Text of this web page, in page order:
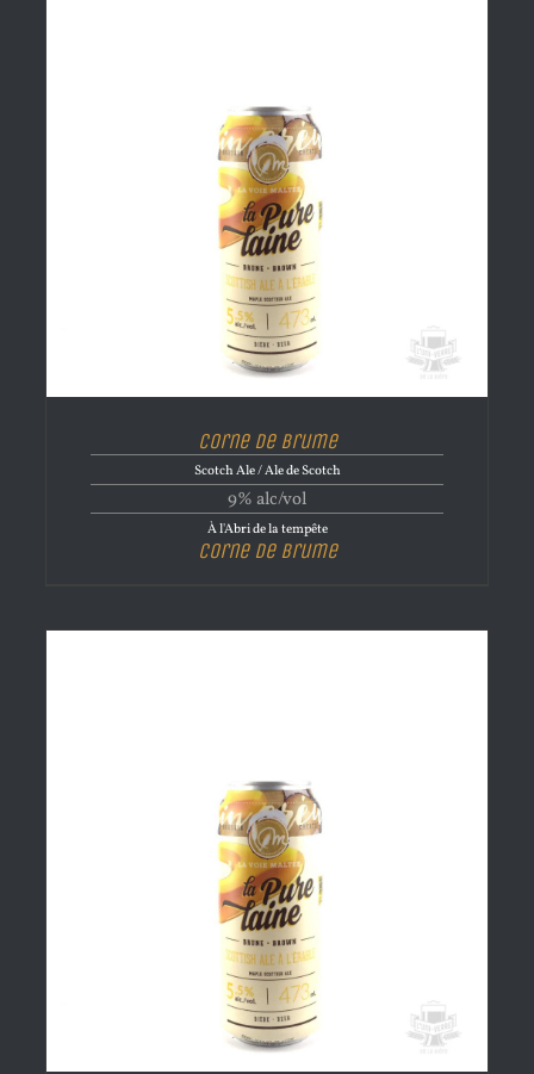
Corne de brume
Scotch Ale / Ale de Scotch
9% alc/vol
À l'Abri de la tempête
Corne de brume